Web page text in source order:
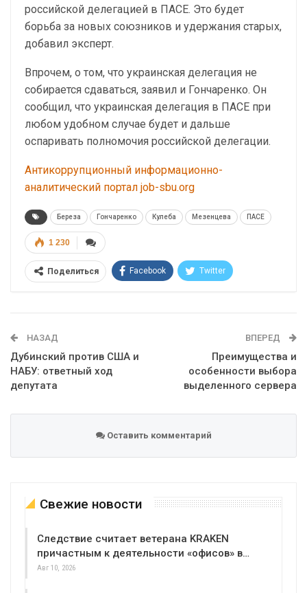
российской делегацией в ПАСЕ. Это будет
борьба за новых союзников и удержания старых,
добавил эксперт.
Впрочем, о том, что украинская делегация не
собирается сдаваться, заявил и Гончаренко. Он
сообщил, что украинская делегация в ПАСЕ при
любом удобном случае будет и дальше
оспаривать полномочия российской делегации.
Антикоррупционный информационно-
аналитический портал job-sbu.org
Береза Гончаренко Кулеба Мезенцева ПАСЕ
1 230
Поделиться Facebook Twitter
НАЗАД
Дубинский против США и
НАБУ: ответный ход
депутата
ВПЕРЕД
Преимущества и
особенности выбора
выделенного сервера
Оставить комментарий
Свежие новости
Следствие считает ветерана KRAKEN
причастным к деятельности «офисов» в…
Авг 10, 2026